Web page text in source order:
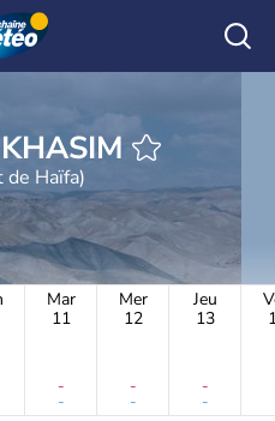
REKHASIM
Haïfa)
Mar
11
-
-
Mer
12
-
-
Jeu
13
-
-